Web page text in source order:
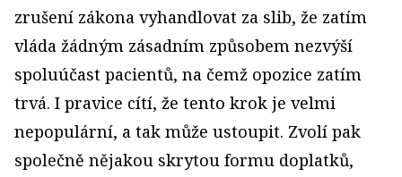
zrušení zákona vyhandlovat za slib, že zatím
vláda žádným zásadním způsobem nezvýší
spoluúčast pacientů, na čemž opozice zatím
trvá. I pravice cítí, že tento krok je velmi
nepopulární, a tak může ustoupit. Zvolí pak
společně nějakou skrytou formu doplatků,